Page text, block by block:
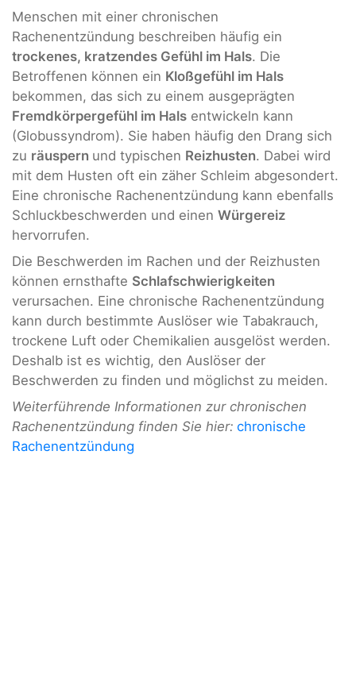
Menschen mit einer chronischen
Rachenentzündung beschreiben häufig ein
trockenes, kratzendes Gefühl im Hals. Die
Betroffenen können ein Kloßgefühl im Hals
bekommen, das sich zu einem ausgeprägten
Fremdkörpergefühl im Hals entwickeln kann
(Globussyndrom). Sie haben häufig den Drang sich
zu räuspern und typischen Reizhusten. Dabei wird
mit dem Husten oft ein zäher Schleim abgesondert.
Eine chronische Rachenentzündung kann ebenfalls
Schluckbeschwerden und einen Würgereiz
hervorrufen.
Die Beschwerden im Rachen und der Reizhusten
können ernsthafte Schlafschwierigkeiten
verursachen. Eine chronische Rachenentzündung
kann durch bestimmte Auslöser wie Tabakrauch,
trockene Luft oder Chemikalien ausgelöst werden.
Deshalb ist es wichtig, den Auslöser der
Beschwerden zu finden und möglichst zu meiden.
Weiterführende Informationen zur chronischen
Rachenentzündung finden Sie hier: chronische
Rachenentzündung